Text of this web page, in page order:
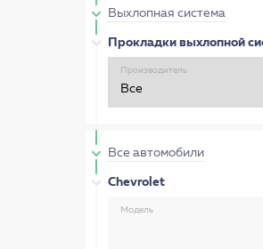
Выхлопная система
Прокладки выхлопной
Производитель
Все автомобили
Chevrolet
Модель